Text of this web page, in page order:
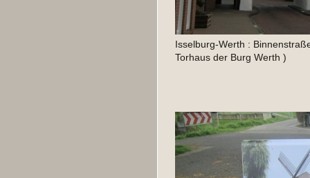
Isselburg-Werth :
Torhaus der Burg Werth )